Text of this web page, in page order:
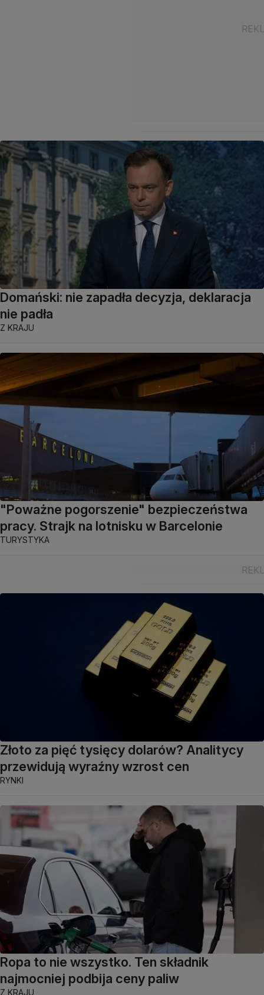
Domański: nie zapadła decyzja, deklaracja
nie padła
Z KRAJU
"Poważne pogorszenie" bezpieczeństwa
pracy. Strajk na lotnisku w Barcelonie
TURYSTYKA
Złoto za pięć tysięcy dolarów? Analitycy
przewidują wyraźny wzrost cen
RYNKI
Ropa to nie wszystko. Ten składnik
najmocniej podbija ceny paliw
Z KRAJU